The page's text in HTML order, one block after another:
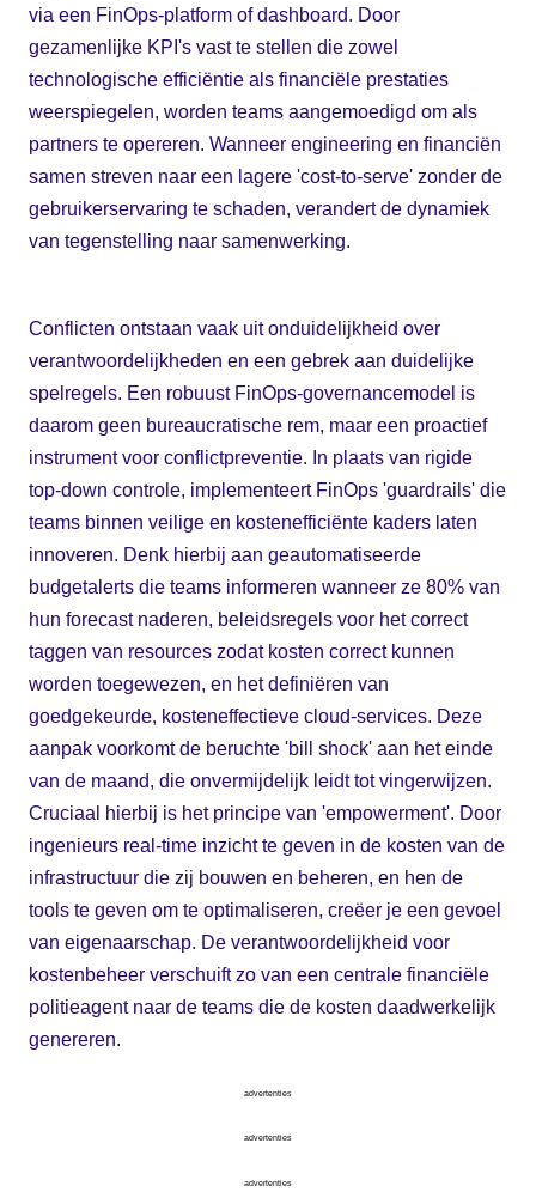
via een FinOps-platform of dashboard. Door
gezamenlijke KPI's vast te stellen die zowel
technologische efficiëntie als financiële prestaties
weerspiegelen, worden teams aangemoedigd om als
partners te opereren. Wanneer engineering en financiën
samen streven naar een lagere 'cost-to-serve' zonder de
gebruikerservaring te schaden, verandert de dynamiek
van tegenstelling naar samenwerking.
Conflicten ontstaan vaak uit onduidelijkheid over
verantwoordelijkheden en een gebrek aan duidelijke
spelregels. Een robuust FinOps-governancemodel is
daarom geen bureaucratische rem, maar een proactief
instrument voor conflictpreventie. In plaats van rigide
top-down controle, implementeert FinOps 'guardrails' die
teams binnen veilige en kostenefficiënte kaders laten
innoveren. Denk hierbij aan geautomatiseerde
budgetalerts die teams informeren wanneer ze 80% van
hun forecast naderen, beleidsregels voor het correct
taggen van resources zodat kosten correct kunnen
worden toegewezen, en het definiëren van
goedgekeurde, kosteneffectieve cloud-services. Deze
aanpak voorkomt de beruchte 'bill shock' aan het einde
van de maand, die onvermijdelijk leidt tot vingerwijzen.
Cruciaal hierbij is het principe van 'empowerment'. Door
ingenieurs real-time inzicht te geven in de kosten van de
infrastructuur die zij bouwen en beheren, en hen de
tools te geven om te optimaliseren, creëer je een gevoel
van eigenaarschap. De verantwoordelijkheid voor
kostenbeheer verschuift zo van een centrale financiële
politieagent naar de teams die de kosten daadwerkelijk
genereren.
advertenties
advertenties
advertenties